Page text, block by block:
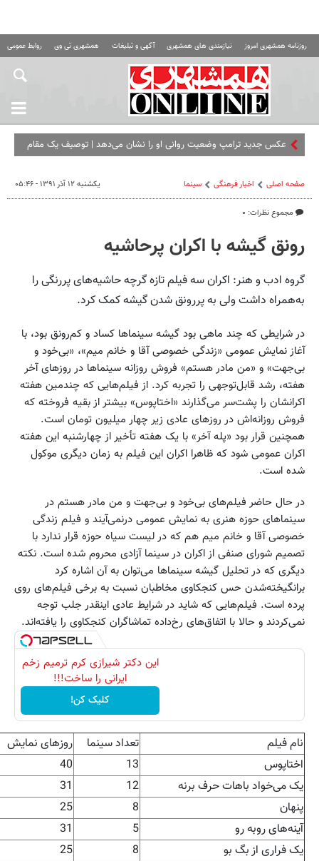
روزنامه همشهری امروز نیازمندی های همشهری آگهی و تبلیغات همشهری تی وی روابط عمومی
عکس جدید ترامپ وضعیت روانی او را نشان می‌دهد | توصیف یک مقام
صفحه اصلی اخبار فرهنگی سینما
مجموع نظرات: ۰
یکشنبه ۱۲ آذر ۱۳۹۱ - ۰۵:۴۶
رونق گیشه با اکران پرحاشیه
گروه ادب و هنر: اکران سه فیلم تازه گرچه حاشیه‌های پررنگی را
به‌همراه داشت ولی به پررونق شدن گیشه کمک کرد.
در شرایطی که چند ماهی بود گیشه سینماها کساد و کم‌رونق بود، با
آغاز نمایش عمومی «زندگی خصوصی آقا و خانم میم»، «بی‌خود و
بی‌جهت» و «من مادر هستم» فروش روزانه سینماها در روزهای آخر
هفته، رشد قابل‌توجهی را تجربه کرد. از فیلم‌هایی که چندمین هفته
اکرانشان را پشت‌سر می‌گذارند «اختاپوس» بیشتر از بقیه فروخته که
فروش روزانه‌اش در روزهای عادی زیر چهار میلیون تومان است.
همچنین قرار بود «پله آخر» با یک هفته تأخیر از چهارشنبه این هفته
اکران عمومی شود که ظاهرا اکران این فیلم به زمان دیگری موکول
شده است.
در حال حاضر فیلم‌های بی‌خود و بی‌جهت و من مادر هستم در
سینماهای حوزه هنری به نمایش عمومی درنمی‌آیند و فیلم زندگی
خصوصی آقا و خانم میم هم که در لیست سیاه حوزه قرار ندارد با
تصمیم شورای صنفی از اکران در سینما آزادی محروم شده است. نکته
دیگری که در تحلیل گیشه سینماها می‌توان به آن اشاره کرد
برانگیخته‌شدن حس کنجکاوی مخاطبان نسبت به برخی فیلم‌های روی
پرده است. فیلم‌هایی که شاید در شرایط عادی اینقدر جلب توجه
نمی‌کردند و حالا با اتفاق‌های رخ‌داده تماشاگران کنجکاوی را یافته‌اند.
این دکتر شیرازی کرم ترمیم زخم
ایرانی را ساخت!!!
کلیک کن!
نام فیلم تعداد سینما
روزهای نمایش
اختاپوس
13
40
یک می‌خواد باهات حرف برنه
12
31
پنهان
8
25
آینه‌های روبه رو
5
31
یک فراری از بگ بو
8
25